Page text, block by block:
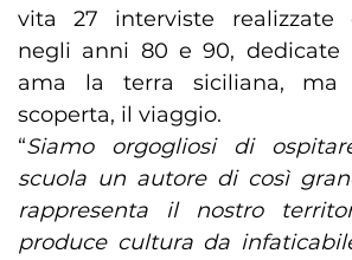
vita 27 interviste realizzate
negli anni 80 e 90, dedicate
ama la terra siciliana,
scoperta, il viaggio.
“Siamo orgogliosi di
scuola un autore di così
rappresenta il nostro
produce cultura da